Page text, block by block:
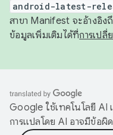
android-latest-
สาขา Manifest จะอ้างอิง
ข้อมูลเพิ่มเติมได้ที่การเป
Google ใช้เทคโนโลยี AI
การแปลโดย AI อาจมีข้อผิ